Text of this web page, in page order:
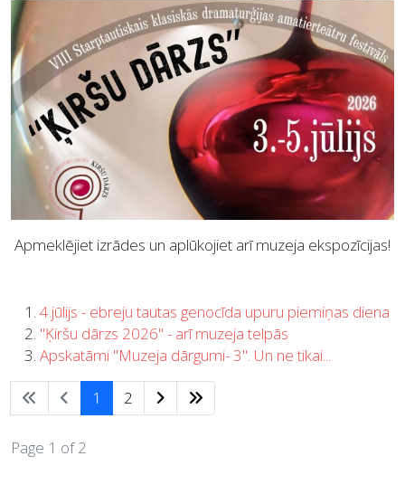
Apmeklējiet izrādes un aplūkojiet arī muzeja ekspozīcijas!
4.jūlijs - ebreju tautas genocīda upuru piemiņas diena
"Ķiršu dārzs 2026" - arī muzeja telpās
Apskatāmi "Muzeja dārgumi- 3". Un ne tikai...
1 2
Page 1 of 2